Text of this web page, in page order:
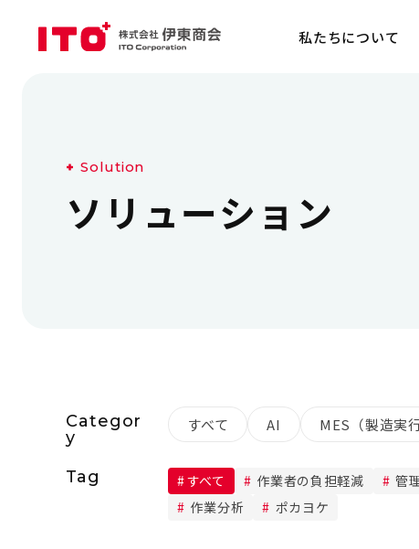
私たちについて
Solution
ソ リ ューシ ョ ン
Categor
y
すべて AI MES（製造実
Tag すべて 作業者の負担軽減 管
作業分析
ポカヨケ